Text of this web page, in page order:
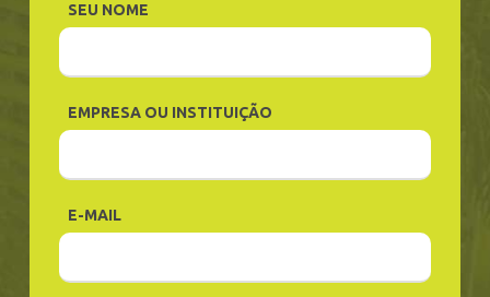
SEU NOME
EMPRESA OU INSTITUIÇÃO
E-MAIL